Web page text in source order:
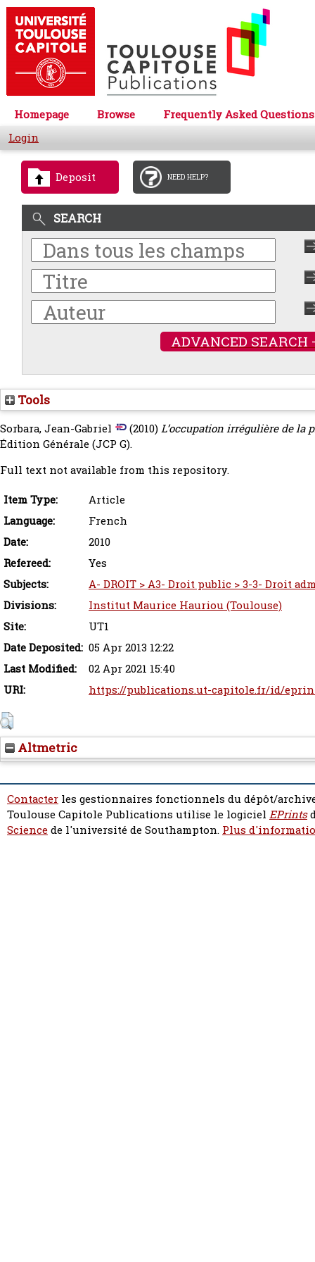
Homepage Browse
Frequently Asked Questions
Login
Deposit NEED HELP?
SEARCH
ADVANCED SEARCH
Tools
Sorbara, Jean-Gabriel (2010)L’occupation irrégulière de la
Édition Générale (JCP G).
Full text not available from this repository.
Item Type:
Article
Language:
French
Date:
2010
Refereed:
Yes
Subjects:
A- DROIT > A3- Droit public > 3-3- Droit
Divisions:
Institut Maurice Hauriou (Toulouse)
Site:
UT1
Date Deposited: 05 Apr 2013 12:22
Last Modified:
02 Apr 2021 15:40
URI:
https://publications.ut-capitole.fr/id/
Altmetric
Contacter les gestionnaires fonctionnels du dépôt/
Toulouse Capitole Publications utilise le logiciel EPrints
Sciencede l'université de Southampton. Plus